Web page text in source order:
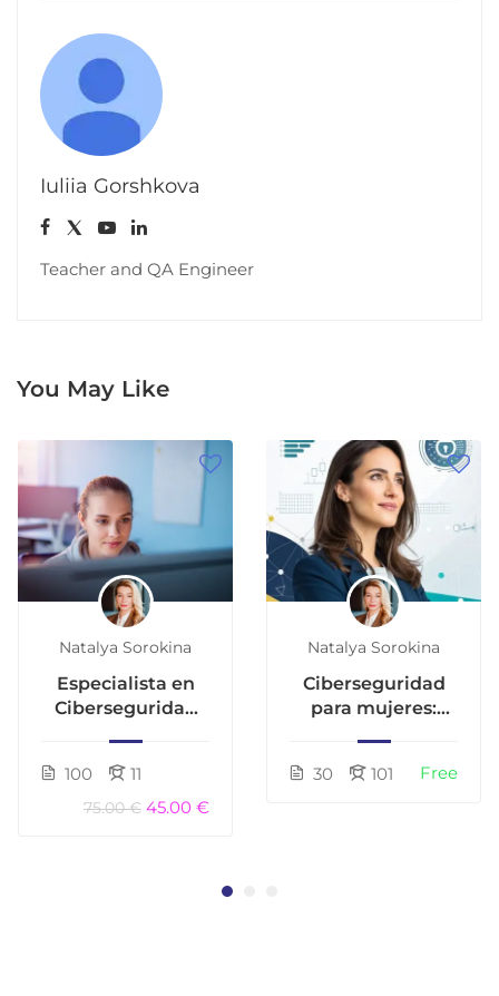
Iuliia Gorshkova
Teacher and QA Engineer
You May Like
Natalya Sorokina
Especialista en
Ciberseguridad
Riesgos y
Privacidad
100 11
75.00 € 45.00 €
Natalya Sorokina
Ciberseguridad
para mujeres:
libertad en línea
30 101 Free